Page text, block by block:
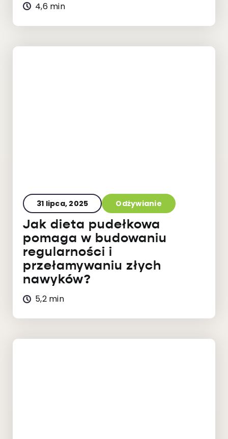
4,6 min
31 lipca, 2025 Odżywianie
Jak dieta pudełkowa
pomaga w budowaniu
regularności i
przełamywaniu złych
nawyków?
5,2 min